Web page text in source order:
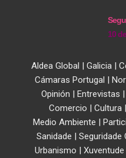
10
Aldea Global | Galicia|
Cámaras Portugal |
Opinión | Entrevistas |
Comercio | Cultura |
Medio Ambiente |
Sanidade | Seguridade
Urbanismo | Xuventude